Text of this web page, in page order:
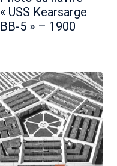
« USS Kearsarge
BB-5 » – 1900